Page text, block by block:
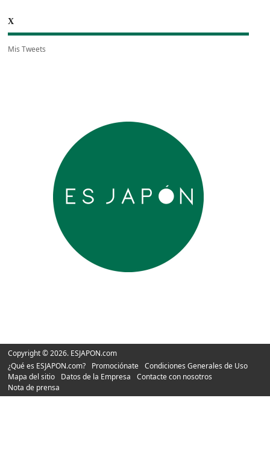
X
Mis Tweets
Copyright © 2026. ESJAPON.com
¿Qué es ESJAPON.com?
Promociónate
Condiciones Generales de Uso
Mapa del sitio
Datos de la Empresa
Contacte con nosotros
Nota de prensa